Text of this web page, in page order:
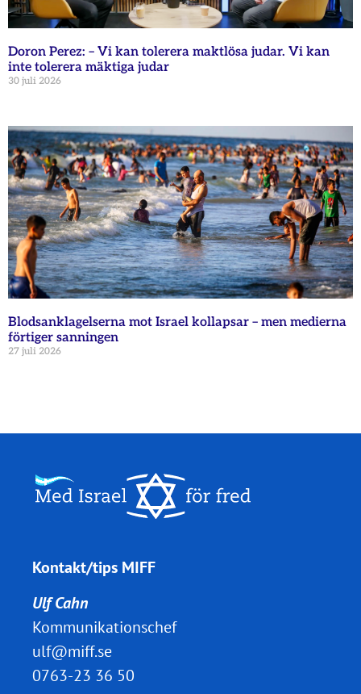
Doron Perez: – Vi kan tolerera maktlösa judar. Vi kan
inte tolerera mäktiga judar
30 juli 2026
Blodsanklagelserna mot Israel kollapsar – men medierna
förtiger sanningen
27 juli 2026
Kontakt/tips MIFF
Ulf Cahn
Kommunikationschef
ulf@miff.se
0763-23 36 50